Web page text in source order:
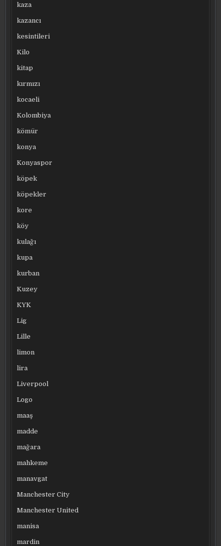
kaza
kazancı
kesintileri
Kilo
kitap
kırmızı
kocaeli
Kolombiya
kömür
konya
Konyaspor
köpek
köpekler
kore
köy
kulağı
kupa
kurban
Kuzey
KYK
Lig
Lille
limon
lira
Liverpool
Logo
maaş
madde
mağara
mahkeme
manavgat
Manchester City
Manchester United
manisa
mardin